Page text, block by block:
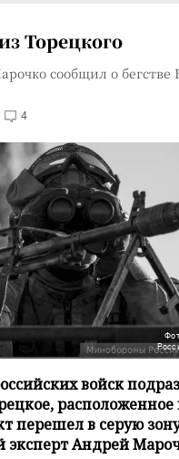
Торецкого
сообщил о бегстве
4
войск
перешел в серую
эксперт Андрей